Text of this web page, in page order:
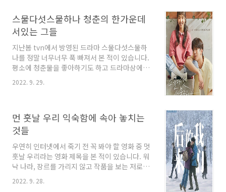
라마의 주인공인 이승천(육성재)은 빚쟁이들의
위협을 받고있는 가정환경에서 자라고 있습니다.
대한민국 대표 흙수저라고 할 수 있는 그는 돈은
없지만 오기와 깡은 있었습니다. 학원가에 버려
진 족보를 주워 죽어라 공부했고, 돈 되는 일이라
면 무슨 일이든 하지만 가난하다는 이유로 학교
에서는 친구들에게 괴롭힘과 무시를 당하기도 합
스물다섯스물하나 청춘의 한가운데
서있는 그들
지난봄 tvn에서 방영된 드라마 스물다섯스물하
나를 정말 너무너무 푹 빠져서 본 적이 있습니다.
평소에 청춘물을 좋아하기도 하고 드라마상에서
1998년도가 배경이다 보니 그때의 기억이 떠오
르면서 신기하고 반가웠습니다. 원하던 결말이
이야기해보겠습니다. 백이진과 나희도의 스물다
섯 스물하나 이 드라마는 전반적으로 희도와 이
진의 관계와 서로를 향한 마음이 주된 내용입니
다. 남주혁 배우가 맡은 백이진은 1998년 IMF로
집이 한순간에 망해버려 몰락한 스물두살의 청년
입니다. 그런 백이진에게 1998년이라는 시대는
꿈과 돈을 빼앗아 갔고, 가족까지 빼앗아 갑니다.
2022. 9. 29.
먼 훗날 우리 익숙함에 속아 놓치는
것들
우연히 인터넷에서 죽기 전 꼭 봐야 할 영화 중 멋
훗날 우리라는 영화 제목을 본 적이 있습니다. 워
낙 나라, 장르를 가리지 않고 작품을 보는 저로써
는 죽기 전에 꼭 봐야 할 영화라고 하니 꽤 궁금하
기도 했습니다. 많은 사람들이 추천을 하는 만큼
2022. 9. 28.